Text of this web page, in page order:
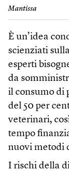
Mantissa
È un’idea
scienziati
esperti
da
il consumo di
del 50 per
veterinari,
tempo
nuovi metodi
I rischi della